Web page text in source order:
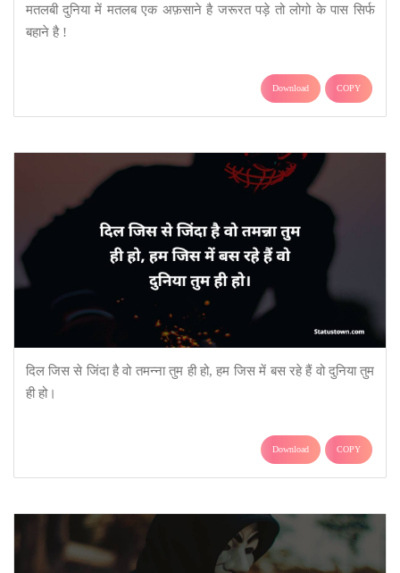
मतलबी दुनिया में मतलब एक अफ़साने है जरूरत पड़े तो लोगो के पास सिर्फ
बहाने है !
Download COPY
दिल जिस से जिंदा है वो तमन्ना तुम ही हो, हम जिस में बस रहे हैं वो दुनिया तुम
ही हो।
Download COPY